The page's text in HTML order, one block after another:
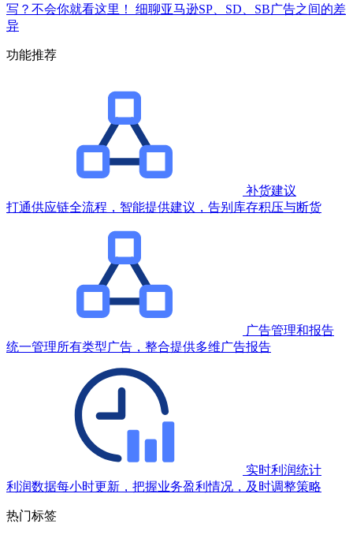
写？不会你就看这里！
细聊亚马逊SP、SD、SB广告之间的差
异
功能推荐
补货建议
打通供应链全流程，智能提供建议，告别库存积压与断货
广告管理和报告
统一管理所有类型广告，整合提供多维广告报告
实时利润统计
利润数据每小时更新，把握业务盈利情况，及时调整策略
热门标签